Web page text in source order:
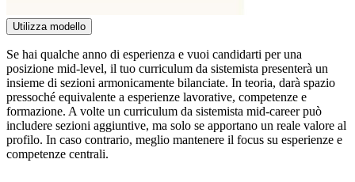
Utilizza modello
Se hai qualche anno di esperienza e vuoi candidarti per una
posizione mid-level, il tuo curriculum da sistemista presenterà un
insieme di sezioni armonicamente bilanciate. In teoria, darà spazio
pressoché equivalente a esperienze lavorative, competenze e
formazione. A volte un curriculum da sistemista mid-career può
includere sezioni aggiuntive, ma solo se apportano un reale valore al
profilo. In caso contrario, meglio mantenere il focus su esperienze e
competenze centrali.